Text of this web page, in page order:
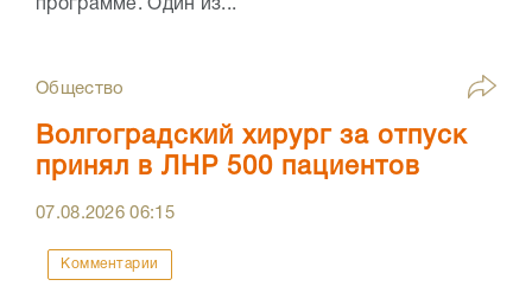
программе. Один из...
Общество
Волгоградский хирург за отпуск
принял в ЛНР 500 пациентов
07.08.202606:15
Комментарии